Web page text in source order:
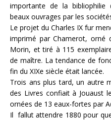
importante de la bibliophilie
beaux ouvrages par les
Le projet du Charles IX fur
imprimé par Chamerot, orné
Morin, et tiré à 115
de maître. La tendance de
fin du XIXe siècle était lancée.
Trois ans plus tard, un autre
des Livres confiait à Jouaust
ornées de 13 eaux-fortes par
Il fallut attendre 1880 pour